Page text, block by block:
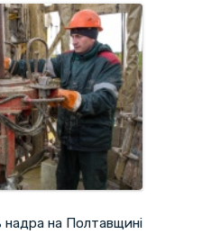
надра на Полтавщині